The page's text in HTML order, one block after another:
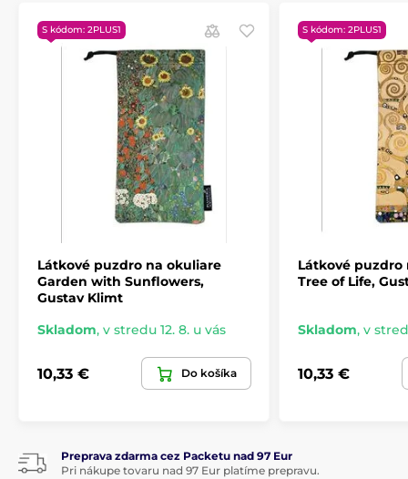
S kódom: 2PLUS1
Látkové puzdro na okuliare
Garden with Sunflowers,
Gustav Klimt
Skladom, v stredu 12. 8. u vás
10,33 € Do košíka
S kódom: 2PLUS1
Látkové puzdro
Tree of Life,
Skladom, v
10,33 €
Preprava zdarma cez Packetu nad 97 Eur
Pri nákupe tovaru nad 97 Eur platíme prepravu.